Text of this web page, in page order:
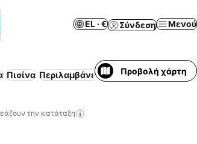
EL · € Σύνδεση Μενού
Πισίνα Περιλαμβάνεται πρωινόΠροβολή χάρτη
την κατάταξη
στα αγαπημένα